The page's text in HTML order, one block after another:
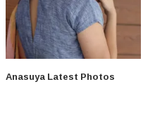
Anasuya Latest Photos